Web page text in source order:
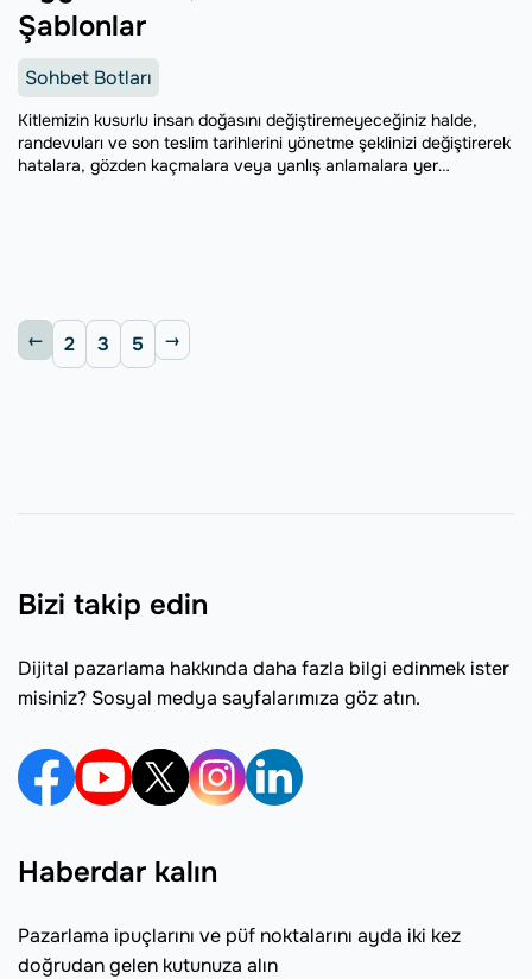
Şablonlar
Sohbet Botları
Kitlemizin kusurlu insan doğasını değiştiremeyeceğiniz halde,
randevuları ve son teslim tarihlerini yönetme şeklinizi değiştirerek
hatalara, gözden kaçmalara veya yanlış anlamalara yer
2 3 5
Bizi takip edin
Dijital pazarlama hakkında daha fazla bilgi edinmek ister
misiniz? Sosyal medya sayfalarımıza göz atın.
Haberdar kalın
Pazarlama ipuçlarını ve püf noktalarını ayda iki kez
doğrudan gelen kutunuza alın